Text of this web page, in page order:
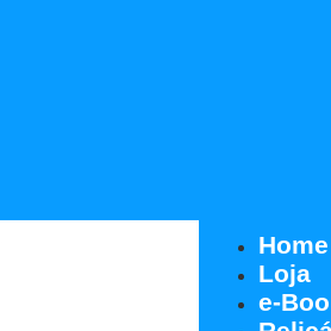
Home
Loja
e-